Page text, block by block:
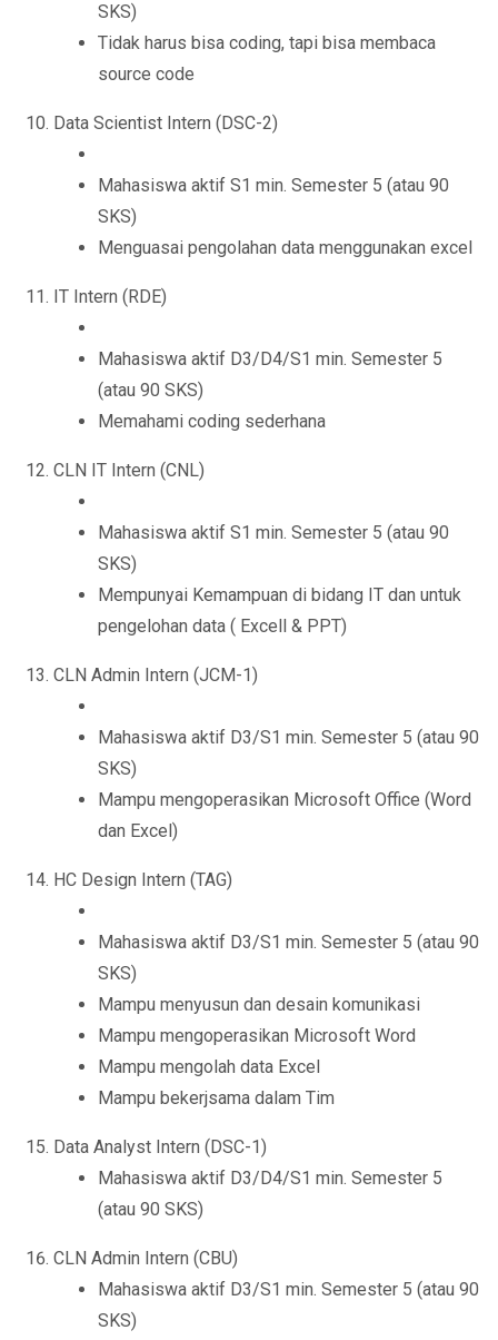
SKS)
Tidak harus bisa coding, tapi bisa membaca
source code
Data Scientist Intern (DSC-2)
Mahasiswa aktif S1 min. Semester 5 (atau 90
SKS)
Menguasai pengolahan data menggunakan excel
IT Intern (RDE)
Mahasiswa aktif D3/D4/S1 min. Semester 5
(atau 90 SKS)
Memahami coding sederhana
CLN IT Intern (CNL)
Mahasiswa aktif S1 min. Semester 5 (atau 90
SKS)
Mempunyai Kemampuan di bidang IT dan untuk
pengelohan data ( Excell & PPT)
CLN Admin Intern (JCM-1)
Mahasiswa aktif D3/S1 min. Semester 5 (atau 90
SKS)
Mampu mengoperasikan Microsoft Office (Word
dan Excel)
HC Design Intern (TAG)
Mahasiswa aktif D3/S1 min. Semester 5 (atau 90
SKS)
Mampu menyusun dan desain komunikasi
Mampu mengoperasikan Microsoft Word
Mampu mengolah data Excel
Mampu bekerjsama dalam Tim
Data Analyst Intern (DSC-1)
Mahasiswa aktif D3/D4/S1 min. Semester 5
(atau 90 SKS)
CLN Admin Intern (CBU)
Mahasiswa aktif D3/S1 min. Semester 5 (atau 90
SKS)